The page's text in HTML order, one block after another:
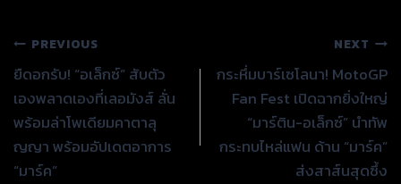
แนะแนว
เรื่อง
PREVIOUS
ยืดอกรับ! “อเล็กซ์” สับตัว
เองพลาดเองที่เลอมังส์ ลั่น
พร้อมล่าโพเดียมคาตาลุ
ญญา พร้อมอัปเดตอาการ
“มาร์ค”
NEXT
กระหึ่มบาร์เซโลนา! MotoGP
Fan Fest เปิดฉากยิ่งใหญ่
“มาร์ติน-อเล็กซ์” นำทัพ
กระทบไหล่แฟน ด้าน “มาร์ค”
ส่งสาส์นสุดซึ้ง